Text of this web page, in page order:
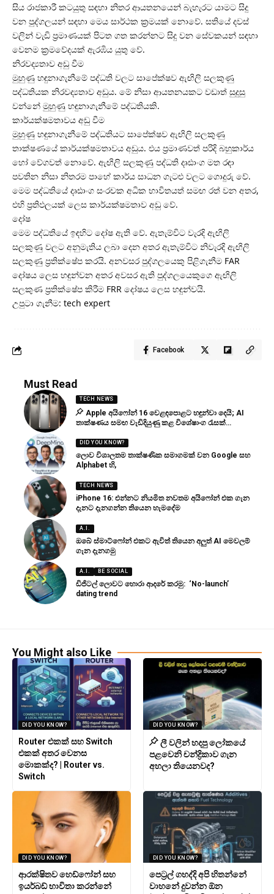
සිය රාජකාරී කටයුතු සඳහා නිතර ආයතනයෙන් බැහැරට යාමට සිදු
වන පුද්ගලයන් සඳහා මෙය සාර්ථක ක්‍රමයක් නොවේ. සතියේ දවස්
වලින් වැඩි ප්‍රමාණයක් පිටත ගත කරන්නට සිදු වන සේවකයන් සඳහා
වෙනම ක්‍රමවේදයක් ඇරඹිය යුතු වේ.
නිරවද්‍යතාව අඩු වීම
මුහුණු හඳුනාගැනීමේ පද්ධති වලට සාපේක්ෂව ඇඟිලි සලකුණු
පද්ධතියක නිරවද්‍යතාව අඩුය. මේ නිසා ආයතනයකට වඩාත් සුදුසු
වන්නේ මුහුණු හඳුනාගැනීමේ පද්ධතියකි.
කාර්යක්ෂමතාවය අඩු වීම
මුහුණු හඳුනාගැනීමේ පද්ධතියට සාපේක්ෂව ඇඟිලි සලකුණු
තාක්ෂණයේ කාර්යක්ෂමතාවය අඩුය. එය ප්‍රමාණවත් පරිදි බහුකාර්ය
හෝ වේගවත් නොවේ. ඇඟිලි සලකුණු පද්ධති දෘඪාංග මත රඳා
පවතින නිසා නිතරම පාහේ කාර්ය සාධන ගැටළු වලට ගොදුරු වේ.
මෙම පද්ධතියේ දෘඪාංග සංරචක අධික භාවිතයත් සමඟ රත් වන අතර,
එහි ප්‍රතිඵලයක් ලෙස කාර්යක්ෂමතාව අඩු වේ.
දෝෂ
මෙම පද්ධතියේ ඉඳහිට දෝෂ ඇති වේ. ඇතැම්විට වැරදි ඇඟිලි
සලකුණු වලට අනුමැතිය ලබා දෙන අතර ඇතැම්විට නිවැරදි ඇඟිලි
සලකුණු ප්‍රතික්ෂේප කරයි. අනවසර පුද්ගලයෙකු පිළිගැනීම FAR
දෝෂය ලෙස හඳුන්වන අතර අවසර ඇති පුද්ගලයෙකුගෙ ඇඟිලි
සලකුණ ප්‍රතික්ෂේප කිරීම FRR දෝෂය ලෙස හඳුන්වයි.
උපුටා ගැනීම: tech expert
Facebook
Must Read
TECH NEWS
Apple අයිෆෝන් 16 වෙළඳපොළට හඳුන්වා දෙයි; AI
තාක්ෂණය සමඟ වැඩිදියුණු කළ විශේෂාංග රැසක්…
DID YOU KNOW?
ලොව විශාලතම තාක්ෂණික සමාගමක් වන Google සහ
Alphabet හි,
TECH NEWS
iPhone 16: එන්නට නියමිත නවතම අයිෆෝන් එක ගැන
දැනට දැනගන්න තියෙන හැමදේම
A.I.
ඔබේ ස්මාට්ෆෝන් එකට ඇවිත් තියෙන අලුත් AI මෙවලම්
ගැන දැනගමු
A.I. BE SOCIAL
ඩිජිටල් ලොවට හොරා ආදරේ කරමු: ‘No-launch’
dating trend
You Might also Like
DID YOU KNOW?
Router එකක් සහ Switch
එකක් අතර වෙනස
මොකක්ද? | Router vs.
Switch
DID YOU KNOW?
ලී වලින් හදපු ලෝකයේ
පළවෙනි චන්ද්‍රිකාව ගැන
අහලා තියෙනවද?
DID YOU KNOW?
ආරක්ෂිතව හෙඩ්ෆෝන් සහ
ඉයර්බඩ් භාවිතා කරන්නේ
DID YOU KNOW?
පෙට්‍රල් ගහද්දි අපි හිතන්නේ
වාහනේ දුවන්න ඕන